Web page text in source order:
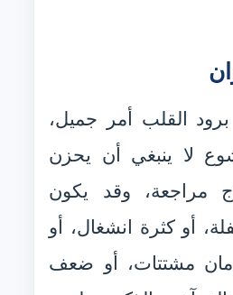
القلب أمر جميل،
لا ينبغي أن يحزن
مراجعة، وقد يكون
أو كثرة انشغال، أو
مشتتات، أو ضعف